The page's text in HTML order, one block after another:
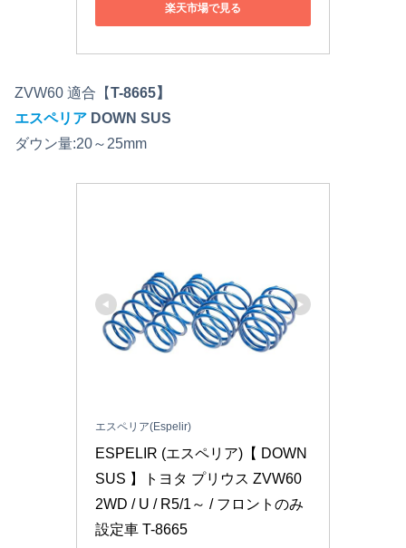
楽天市場で見る
ZVW60 適合【T-8665】
エスペリア DOWN SUS
ダウン量:20～25mm
エスペリア(Espelir)
ESPELIR (エスペリア)【 DOWN
SUS 】トヨタ プリウス ZVW60
2WD / U / R5/1～ / フロントのみ
設定車 T-8665